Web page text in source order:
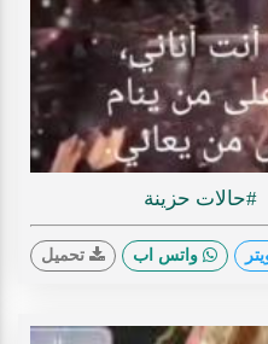
#حالات حزينة
واتس اب تحميل